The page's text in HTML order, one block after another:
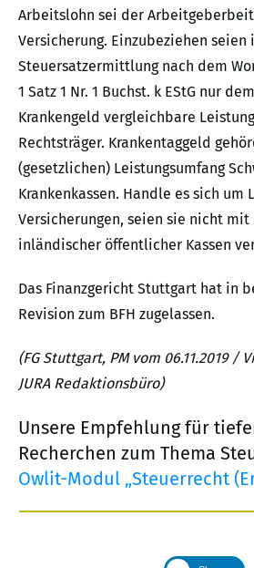
Arbeitslohn sei der
Versicherung. Einzubeziehen seien
Steuersatzermittlung nach dem
1 Satz 1 Nr. 1 Buchst. k EStG nur
Krankengeld vergleichbare
Rechtsträger. Krankentaggeld
(gesetzlichen) Leistungsumfang
Krankenkassen. Handle es sich
Versicherungen, seien sie nicht mit
inländischer öffentlicher Kassen
Das Finanzgericht Stuttgart hat in
Revision zum BFH zugelassen.
(FG Stuttgart, PM vom 06.11.2019 /
JURA Redaktionsbüro)
Unsere Empfehlung für
Recherchen zum Thema
Owlit-Modul „Steuerrecht